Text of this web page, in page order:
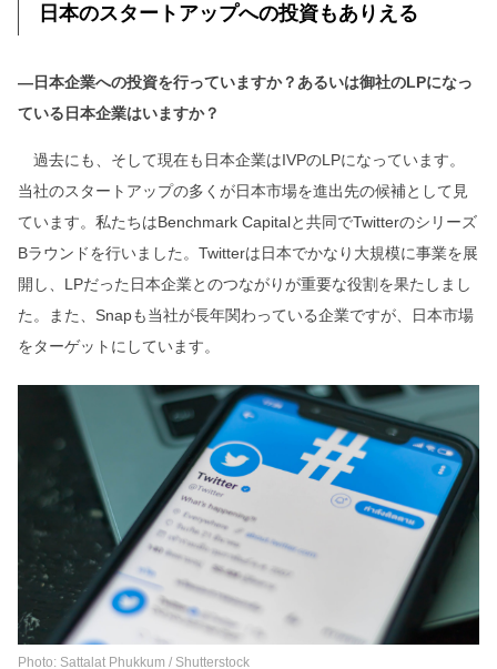
日本のスタートアップへの投資もありえる
―日本企業への投資を行っていますか？あるいは御社のLPになっ
ている日本企業はいますか？
過去にも、そして現在も日本企業はIVPのLPになっています。
当社のスタートアップの多くが日本市場を進出先の候補として見
ています。私たちはBenchmark Capitalと共同でTwitterのシリーズ
Bラウンドを行いました。Twitterは日本でかなり大規模に事業を展
開し、LPだった日本企業とのつながりが重要な役割を果たしまし
た。また、Snapも当社が長年関わっている企業ですが、日本市場
をターゲットにしています。
Photo: Sattalat Phukkum / Shutterstock